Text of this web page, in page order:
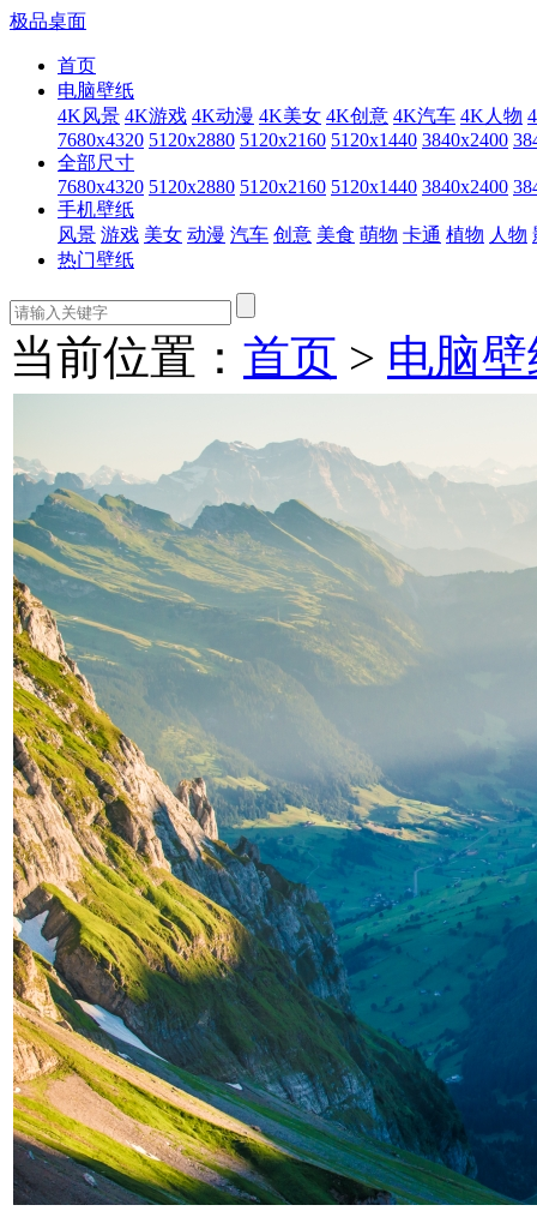
极品桌面
首页
电脑壁纸
4K风景 4K游戏 4K动漫 4K美女 4K创意 4K汽车 4K人物
7680x4320 5120x2880 5120x2160 5120x1440 3840x2400
全部尺寸
7680x4320 5120x2880 5120x2160 5120x1440 3840x2400
手机壁纸
风景 游戏 美女 动漫 汽车 创意 美食 萌物 卡通 植物 人物
热门壁纸
当前位置： 首页 > 电脑